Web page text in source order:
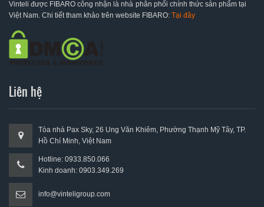
Vinteli được FIBARO công nhận là nhà phân phối chính thức sản phẩm tại
Việt Nam. Chi tiết tham khảo trên website FIBARO: Tại đây
Liên hệ
Tòa nhà Pax Sky, 26 Ung Văn Khiêm, Phường Thạnh Mỹ Tây, TP.
Hồ Chí Minh, Việt Nam
Hotline: 0933.850.066
Kinh doanh: 0903.349.269
info@vinteligroup.com